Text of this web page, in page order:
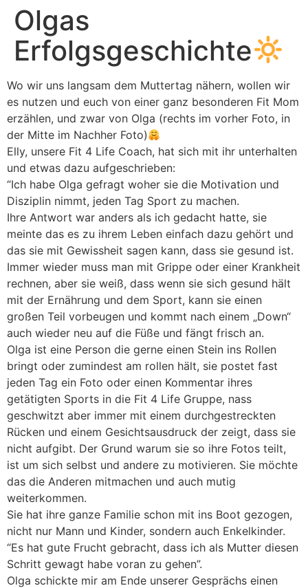
Olgas
Erfolgsgeschichte
Wo wir uns langsam dem Muttertag nähern, wollen wir
es nutzen und euch von einer ganz besonderen Fit Mom
erzählen, und zwar von Olga (rechts im vorher Foto, in
der Mitte im Nachher Foto)
Elly, unsere Fit 4 Life Coach, hat sich mit ihr unterhalten
und etwas dazu aufgeschrieben:
“Ich habe Olga gefragt woher sie die Motivation und
Disziplin nimmt, jeden Tag Sport zu machen.
Ihre Antwort war anders als ich gedacht hatte, sie
meinte das es zu ihrem Leben einfach dazu gehört und
das sie mit Gewissheit sagen kann, dass sie gesund ist.
Immer wieder muss man mit Grippe oder einer Krankheit
rechnen, aber sie weiß, dass wenn sie sich gesund hält
mit der Ernährung und dem Sport, kann sie einen
großen Teil vorbeugen und kommt nach einem „Down“
auch wieder neu auf die Füße und fängt frisch an.
Olga ist eine Person die gerne einen Stein ins Rollen
bringt oder zumindest am rollen hält, sie postet fast
jeden Tag ein Foto oder einen Kommentar ihres
getätigten Sports in die Fit 4 Life Gruppe, nass
geschwitzt aber immer mit einem durchgestreckten
Rücken und einem Gesichtsausdruck der zeigt, dass sie
nicht aufgibt. Der Grund warum sie so ihre Fotos teilt,
ist um sich selbst und andere zu motivieren. Sie möchte
das die Anderen mitmachen und auch mutig
weiterkommen.
Sie hat ihre ganze Familie schon mit ins Boot gezogen,
nicht nur Mann und Kinder, sondern auch Enkelkinder.
“Es hat gute Frucht gebracht, dass ich als Mutter diesen
Schritt gewagt habe voran zu gehen”.
Olga schickte mir am Ende unserer Gesprächs einen